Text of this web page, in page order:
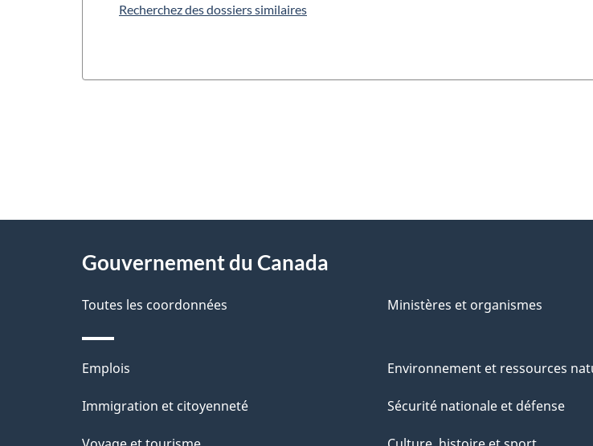
Recherchez des dossiers similaires
D
é
t
a
i
l
d
Gouvernement du Canada
Toutes les coordonnées Ministères et organismes
Thèmes
et
Emplois
Immigration et citoyenneté
Environnement et ressources
Sécurité nationale et défense